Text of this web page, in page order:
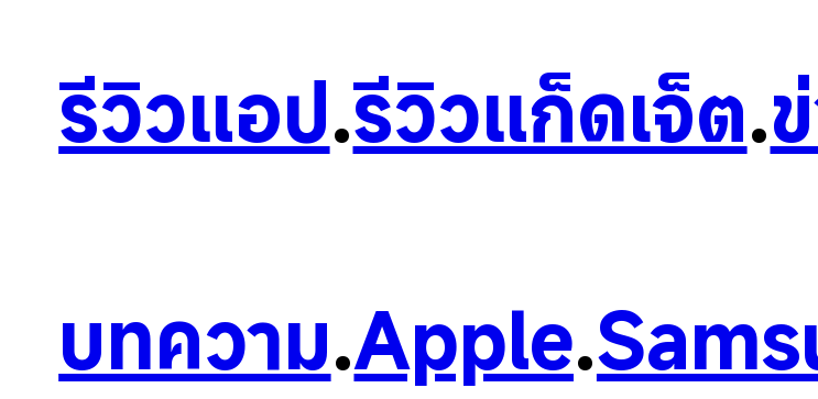
รีวิวแอป.รีวิวแก็ดเจ็ต.
บทความ.Apple.